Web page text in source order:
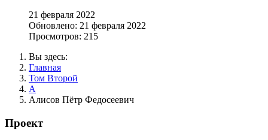
21 февраля 2022
Обновлено: 21 февраля 2022
Просмотров: 215
Вы здесь:
Главная
Том Второй
А
Алисов Пётр Федосеевич
Проект